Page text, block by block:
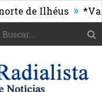
de Ilhéus » *Vasco